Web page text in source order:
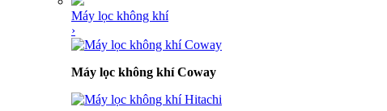
Máy lọc không khí
›
Máy lọc không khí Coway